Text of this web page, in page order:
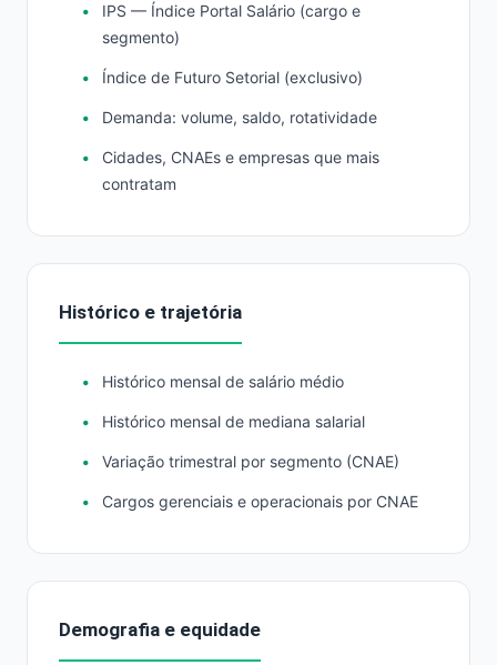
IPS — Índice Portal Salário (cargo e
segmento)
Índice de Futuro Setorial (exclusivo)
Demanda: volume, saldo, rotatividade
Cidades, CNAEs e empresas que mais
contratam
Histórico e trajetória
Histórico mensal de salário médio
Histórico mensal de mediana salarial
Variação trimestral por segmento (CNAE)
Cargos gerenciais e operacionais por CNAE
Demografia e equidade